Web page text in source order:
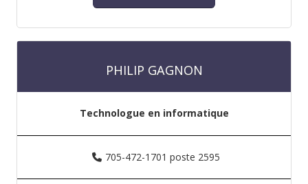
PHILIP GAGNON
Technologue en informatique
705-472-1701 poste 2595